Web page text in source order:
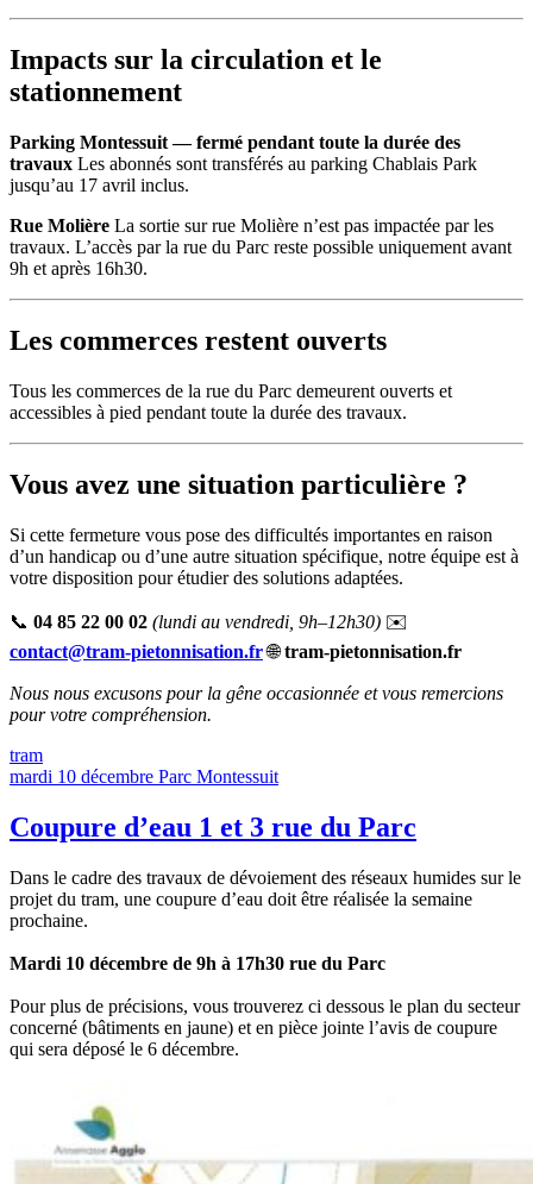
Impacts sur la circulation et le
stationnement
Parking Montessuit — fermé pendant toute la durée des
travaux Les abonnés sont transférés au parking Chablais Park
jusqu’au 17 avril inclus.
Rue Molière La sortie sur rue Molière n’est pas impactée par les
travaux. L’accès par la rue du Parc reste possible uniquement avant
9h et après 16h30.
Les commerces restent ouverts
Tous les commerces de la rue du Parc demeurent ouverts et
accessibles à pied pendant toute la durée des travaux.
Vous avez une situation particulière ?
Si cette fermeture vous pose des difficultés importantes en raison
d’un handicap ou d’une autre situation spécifique, notre équipe est à
votre disposition pour étudier des solutions adaptées.
📞 04 85 22 00 02 (lundi au vendredi, 9h–12h30) ✉️
contact@tram-pietonnisation.fr🌐tram-pietonnisation.fr
Nous nous excusons pour la gêne occasionnée et vous remercions
pour votre compréhension.
tram
mardi 10 décembre Parc Montessuit
Coupure d’eau 1 et 3 rue du Parc
Dans le cadre des travaux de dévoiement des réseaux humides sur le
projet du tram, une coupure d’eau doit être réalisée la semaine
prochaine.
Mardi 10 décembre de 9h à 17h30 rue du Parc
Pour plus de précisions, vous trouverez ci dessous le plan du secteur
concerné (bâtiments en jaune) et en pièce jointe l’avis de coupure
qui sera déposé le 6 décembre.